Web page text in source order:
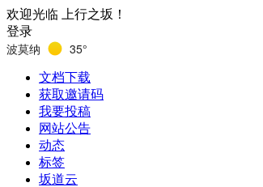
欢迎光临 上行之坂！
登录
波莫纳 35°
文档下载
获取邀请码
我要投稿
网站公告
动态
标签
坂道云